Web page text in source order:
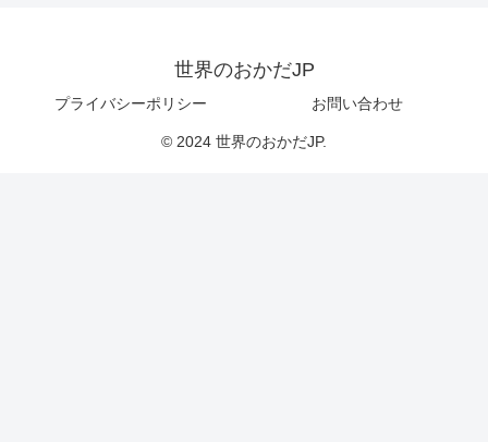
世界のおかだJP
プライバシーポリシー お問い合わせ
© 2024 世界のおかだJP.